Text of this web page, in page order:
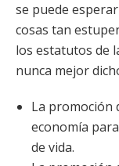
se puede
cosas tan
los estatutos de
nunca mejor
La promoción
economía
de vida.